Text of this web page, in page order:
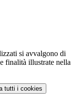
si avvalgono di
finalità illustrate nella
tutti i cookies